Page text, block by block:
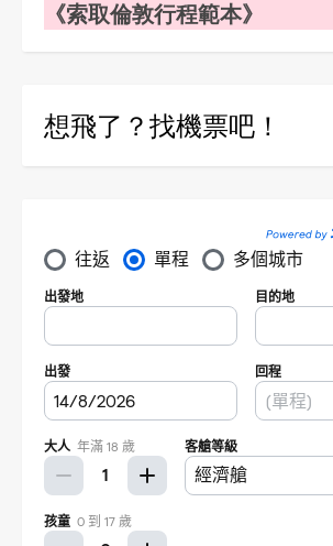
《索取倫敦行程範本》
想飛了？找機票吧！